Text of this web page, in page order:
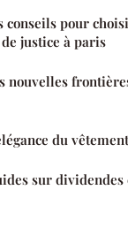
conseils pour
justice à paris
nouvelles
du
sur dividendes